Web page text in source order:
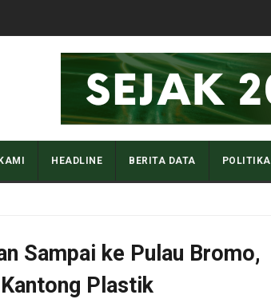
HEADLINE BERITA DATA POLITIKA
Sampai ke Pulau Bromo,
Plastik